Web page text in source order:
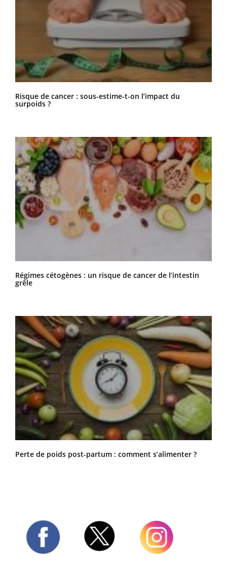
Risque de cancer : sous-estime-t-on l’impact du
surpoids ?
Régimes cétogènes : un risque de cancer de l’intestin
grêle
Perte de poids post-partum : comment s’alimenter ?